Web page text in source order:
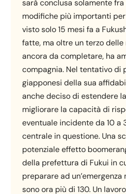
sarà conclusa solamente fra
modifiche più importanti
visto solo 15 mesi fa a
fatte, ma oltre un terzo
ancora da completare, ha
compagnia. Nel tentativo di
giapponesi della sua
anche deciso di estendere
migliorare la capacità di
eventuale incidente da 10 a
centrale in questione. Una
potenziale effetto
della prefettura di Fukui in
preparare ad
sono ora più di 130. Un